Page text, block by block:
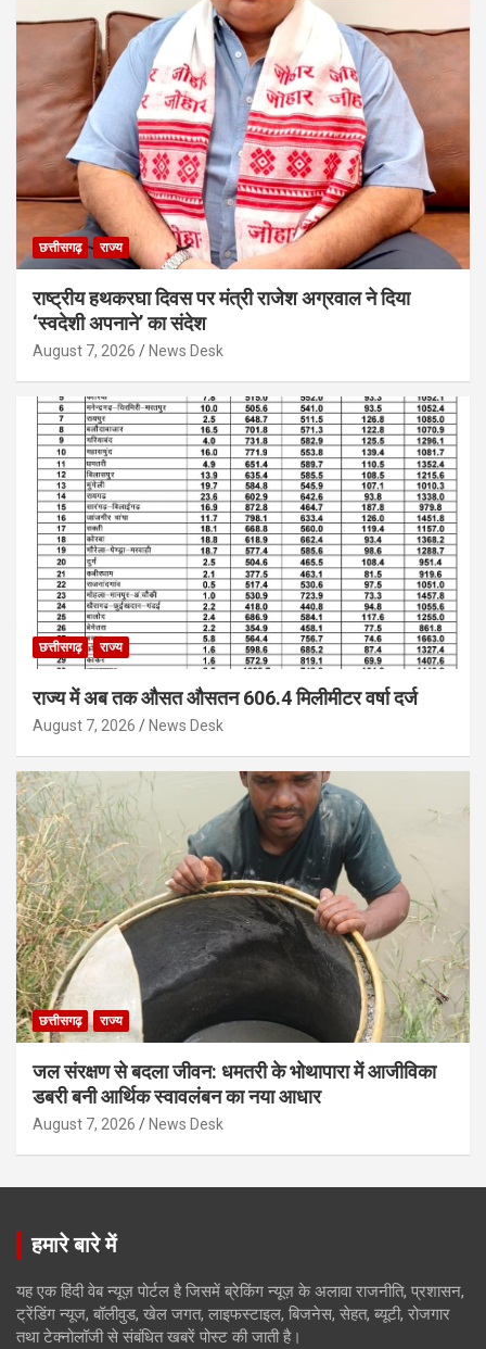
छत्तीसगढ़ राज्य
राष्ट्रीय हथकरघा दिवस पर मंत्री राजेश अग्रवाल ने दिया
‘स्वदेशी अपनाने’ का संदेश
August 7, 2026 News Desk
छत्तीसगढ़ राज्य
राज्य में अब तक औसत औसतन 606.4 मिलीमीटर वर्षा दर्ज
August 7, 2026 News Desk
छत्तीसगढ़ राज्य
जल संरक्षण से बदला जीवन: धमतरी के भोथापारा में आजीविका
डबरी बनी आर्थिक स्वावलंबन का नया आधार
August 7, 2026 News Desk
हमारे बारे में
यह एक हिंदी वेब न्यूज़ पोर्टल है जिसमें ब्रेकिंग न्यूज़ के अलावा राजनीति, प्रशासन,
ट्रेंडिंग न्यूज, बॉलीवुड, खेल जगत, लाइफस्टाइल, बिजनेस, सेहत, ब्यूटी, रोजगार
तथा टेक्नोलॉजी से संबंधित खबरें पोस्ट की जाती है।